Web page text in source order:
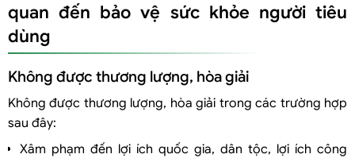
quan đến bảo vệ sức khỏe người tiêu
dùng
Không được thương lượng, hòa giải
Không được thương lượng, hòa giải trong các trường hợp
sau đây:
Xâm phạm đến lợi ích quốc gia, dân tộc, lợi ích công